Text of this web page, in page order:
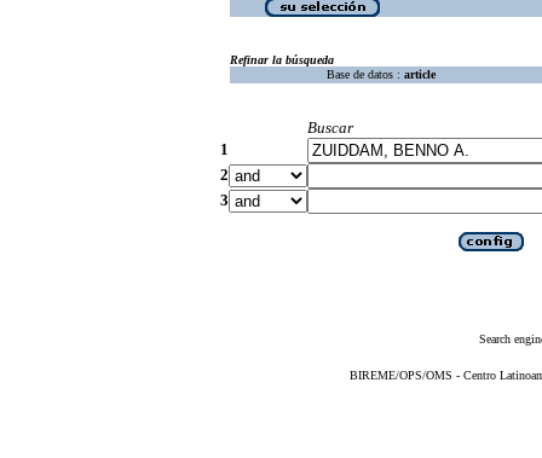
Refinar la búsqueda
Base de datos : article
Buscar
1
2
3
Search
BIREME/OPS/OMS - Centro